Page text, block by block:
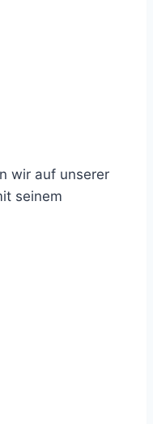
wir auf unserer
seinem